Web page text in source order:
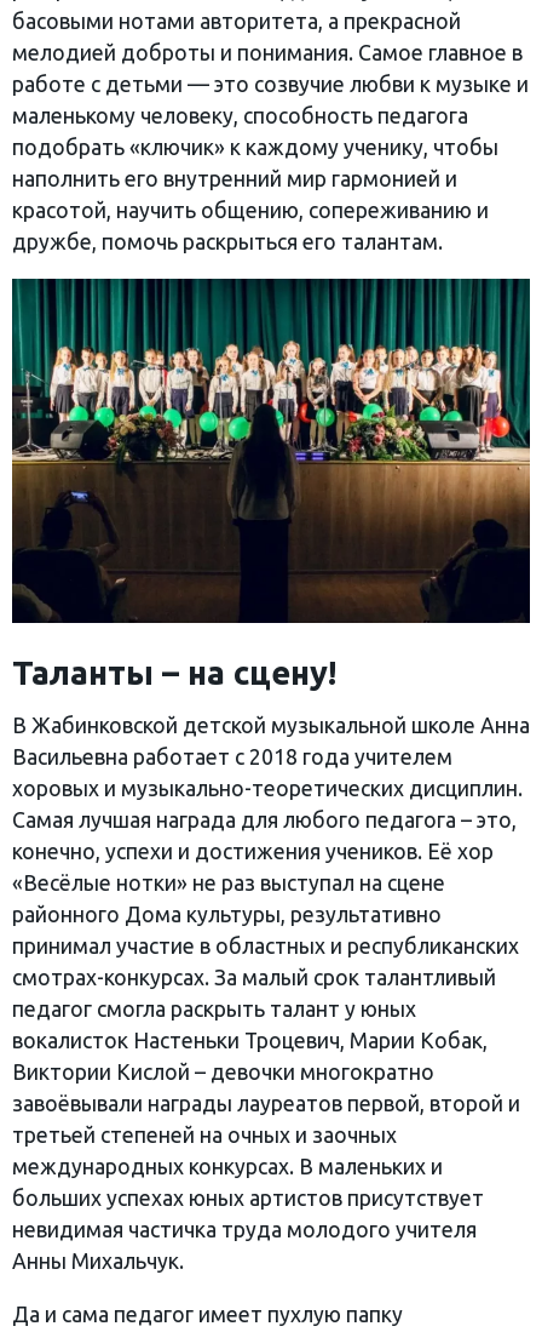
басовыми нотами авторитета, а прекрасной
мелодией доброты и понимания. Самое главное в
работе с детьми — это созвучие любви к музыке и
маленькому человеку, способность педагога
подобрать «ключик» к каждому ученику, чтобы
наполнить его внутренний мир гармонией и
красотой, научить общению, сопереживанию и
дружбе, помочь раскрыться его талантам.
Таланты – на сцену!
В Жабинковской детской музыкальной школе Анна
Васильевна работает с 2018 года учителем
хоровых и музыкально-теоретических дисциплин.
Самая лучшая награда для любого педагога – это,
конечно, успехи и достижения учеников. Её хор
«Весёлые нотки» не раз выступал на сцене
районного Дома культуры, результативно
принимал участие в областных и республиканских
смотрах-конкурсах. За малый срок талантливый
педагог смогла раскрыть талант у юных
вокалисток Настеньки Троцевич, Марии Кобак,
Виктории Кислой – девочки многократно
завоёвывали награды лауреатов первой, второй и
третьей степеней на очных и заочных
международных конкурсах. В маленьких и
больших успехах юных артистов присутствует
невидимая частичка труда молодого учителя
Анны Михальчук.
Да и сама педагог имеет пухлую папку